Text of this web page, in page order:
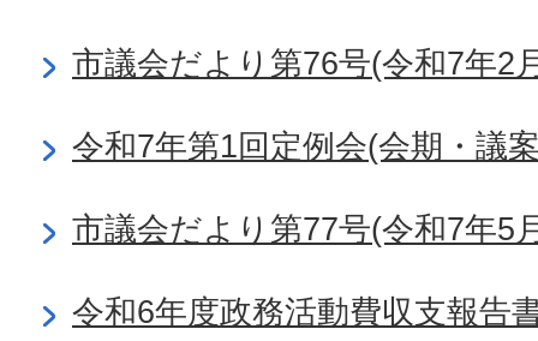
市議会だより第76号(令和7年2
令和7年第1回定例会(会期・議
市議会だより第77号(令和7年5
令和6年度政務活動費収支報告